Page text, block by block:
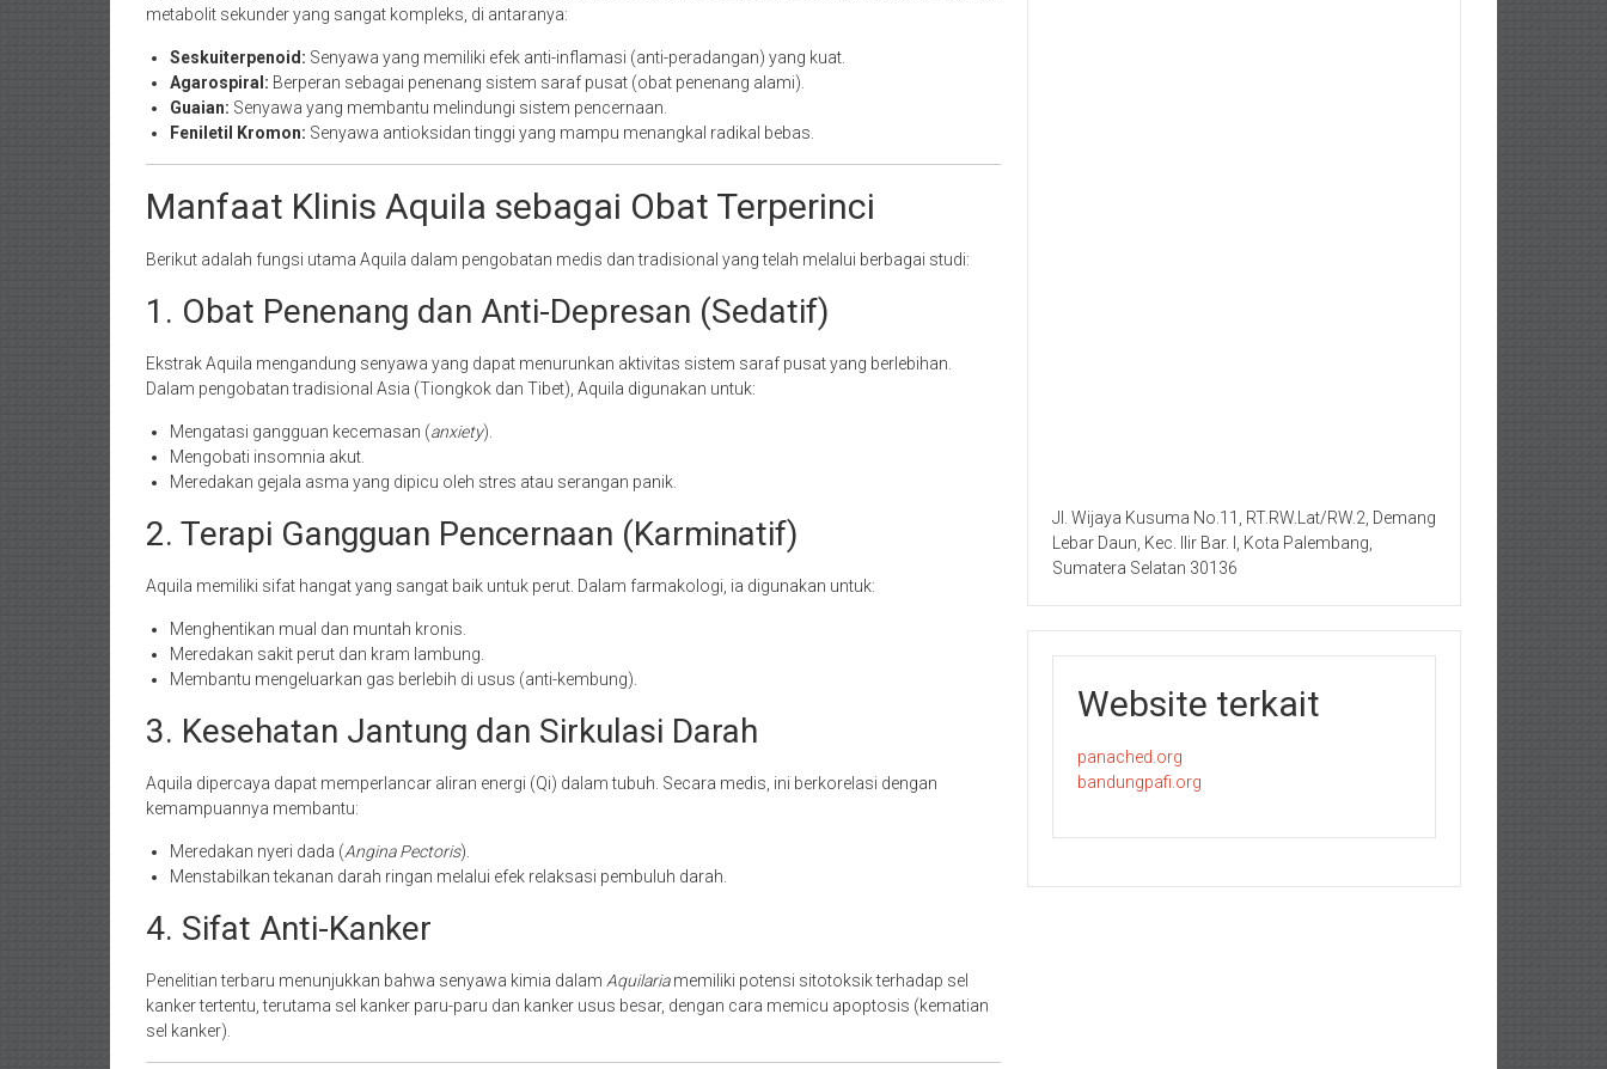
metabolit sekunder yang sangat kompleks, di antaranya:
Seskuiterpenoid: Senyawa yang memiliki efek anti-inflamasi (anti-peradangan) yang kuat.
Agarospiral: Berperan sebagai penenang sistem saraf pusat (obat penenang alami).
Guaian: Senyawa yang membantu melindungi sistem pencernaan.
Feniletil Kromon: Senyawa antioksidan tinggi yang mampu menangkal radikal bebas.
Manfaat Klinis Aquila sebagai Obat Terperinci
Berikut adalah fungsi utama Aquila dalam pengobatan medis dan tradisional yang telah melalui berbagai studi:
1. Obat Penenang dan Anti-Depresan (Sedatif)
Ekstrak Aquila mengandung senyawa yang dapat menurunkan aktivitas sistem saraf pusat yang berlebihan.
Dalam pengobatan tradisional Asia (Tiongkok dan Tibet), Aquila digunakan untuk:
Mengatasi gangguan kecemasan (anxiety).
Mengobati insomnia akut.
Meredakan gejala asma yang dipicu oleh stres atau serangan panik.
2. Terapi Gangguan Pencernaan (Karminatif)
Aquila memiliki sifat hangat yang sangat baik untuk perut. Dalam farmakologi, ia digunakan untuk:
Menghentikan mual dan muntah kronis.
Meredakan sakit perut dan kram lambung.
Membantu mengeluarkan gas berlebih di usus (anti-kembung).
3. Kesehatan Jantung dan Sirkulasi Darah
Aquila dipercaya dapat memperlancar aliran energi (Qi) dalam tubuh. Secara medis, ini berkorelasi dengan
kemampuannya membantu:
Meredakan nyeri dada (Angina Pectoris).
Menstabilkan tekanan darah ringan melalui efek relaksasi pembuluh darah.
4. Sifat Anti-Kanker
Penelitian terbaru menunjukkan bahwa senyawa kimia dalam Aquilariamemiliki potensi sitotoksik terhadap sel
kanker tertentu, terutama sel kanker paru-paru dan kanker usus besar, dengan cara memicu apoptosis (kematian
sel kanker).
Jl. Wijaya Kusuma No.11, RT.RW.Lat/RW.2, Demang
Lebar Daun, Kec. Ilir Bar. I, Kota Palembang,
Sumatera Selatan 30136
Website terkait
panached.org
bandungpafi.org